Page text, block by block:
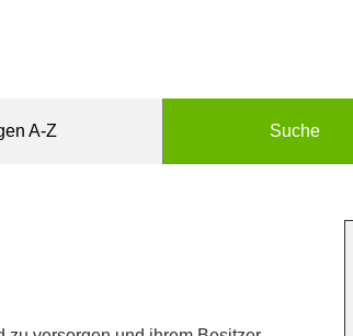
A-Z Suche